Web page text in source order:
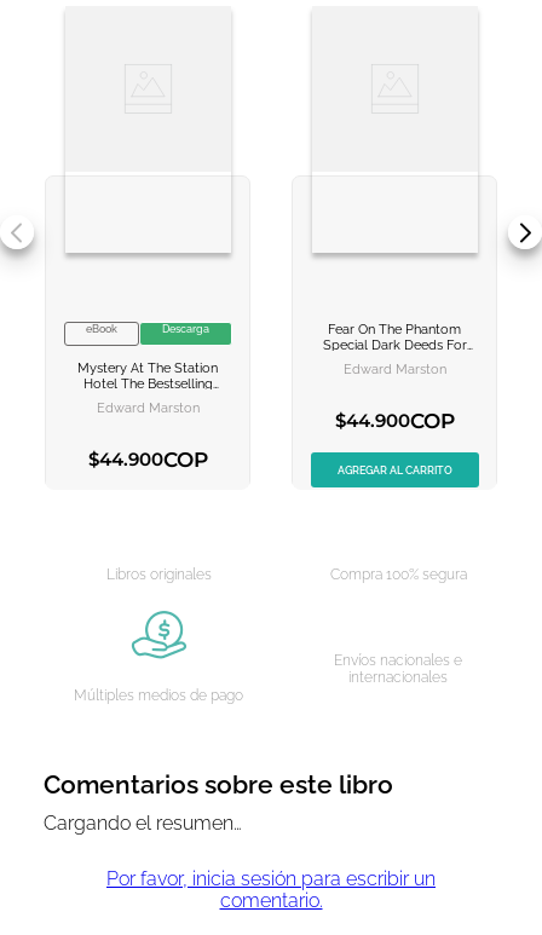
VER INFORMACION
AGREGAR AL
eBook Descarga
Mystery At The Station
Hotel The Bestselling
Victorian Mystery Series
Edward Marston
$44.900COP
VER INFORMACION
Fear On The Phantom
Special Dark Deeds For
The Railway Detective To
Investigate
Edward Marston
$44.900COP
AGREGAR AL CARRITO
Libros originales Compra 100% segura
Múltiples medios de pago
Envíos nacionales e
internacionales
Comentarios sobre este libro
Cargando el resumen…
Por favor, inicia sesión para escribir un
comentario.